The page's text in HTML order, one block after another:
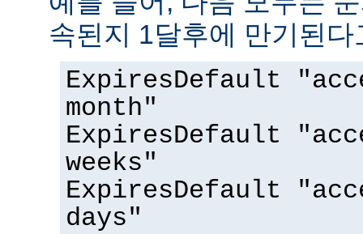
속된지 1달후에 만기된
ExpiresDefault
month"
ExpiresDefault
weeks"
ExpiresDefault
days"